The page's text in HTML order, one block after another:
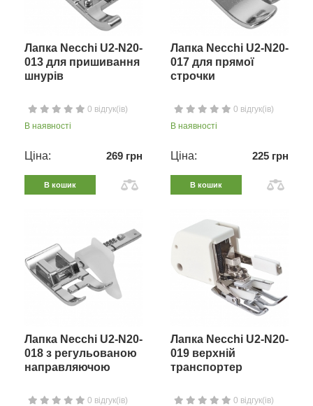
Лапка Necchi U2-N20-
013 для пришивання
шнурів
0 відгук(ів)
В наявності
Ціна: 269 грн
В кошик
Лапка Necchi U2-N20-
017 для прямої
строчки
0 відгук(ів)
В наявності
Ціна: 225 грн
В кошик
Лапка Necchi U2-N20-
018 з регульованою
направляючою
0 відгук(ів)
Лапка Necchi U2-N20-
019 верхній
транспортер
0 відгук(ів)